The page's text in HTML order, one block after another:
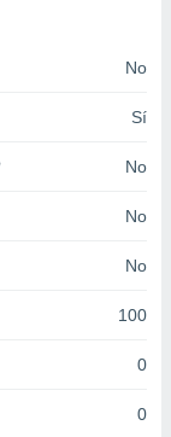
No
Sí
No
No
No
100
0
0